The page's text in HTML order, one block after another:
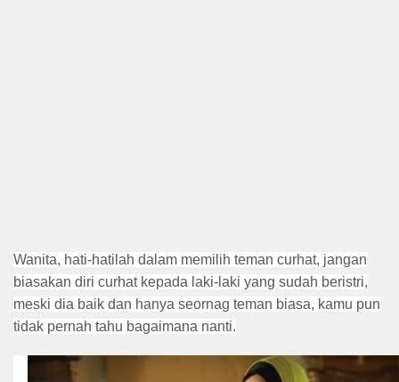
Wanita, hati-hatilah dalam memilih teman curhat, jangan
biasakan diri curhat kepada laki-laki yang sudah beristri,
meski dia baik dan hanya seornag teman biasa, kamu pun
tidak pernah tahu bagaimana nanti.